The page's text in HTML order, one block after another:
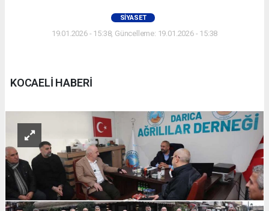
SIYASET
19.01.2026 - 15:38, Güncelleme: 19.01.2026 - 15:38
KOCAELİ HABERİ